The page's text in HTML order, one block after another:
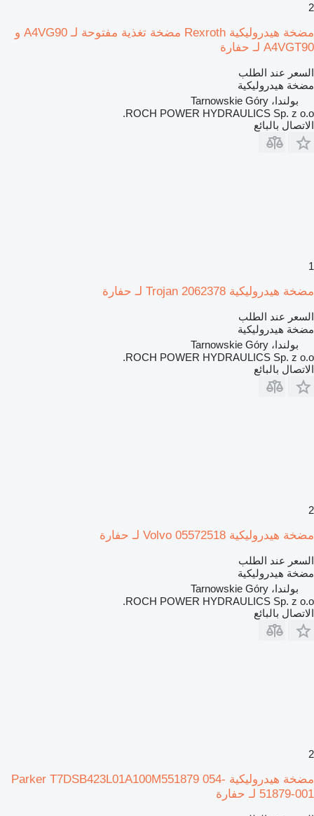
2
مضخة هيدروليكية Rexroth مضخة تغذية مفتوحة لـ A4VG90 و
A4VGT90 لـ حفارة
السعر عند الطلب
مضخة هيدروليكية
بولندا، Tarnowskie Góry
ROCH POWER HYDRAULICS Sp. z o.o.
الاتصال بالبائع
1
مضخة هيدروليكية Trojan 2062378 لـ حفارة
السعر عند الطلب
مضخة هيدروليكية
بولندا، Tarnowskie Góry
ROCH POWER HYDRAULICS Sp. z o.o.
الاتصال بالبائع
2
مضخة هيدروليكية Volvo 05572518 لـ حفارة
السعر عند الطلب
مضخة هيدروليكية
بولندا، Tarnowskie Góry
ROCH POWER HYDRAULICS Sp. z o.o.
الاتصال بالبائع
2
مضخة هيدروليكية Parker T7DSB423L01A100M551879 054-
51879-001 لـ حفارة